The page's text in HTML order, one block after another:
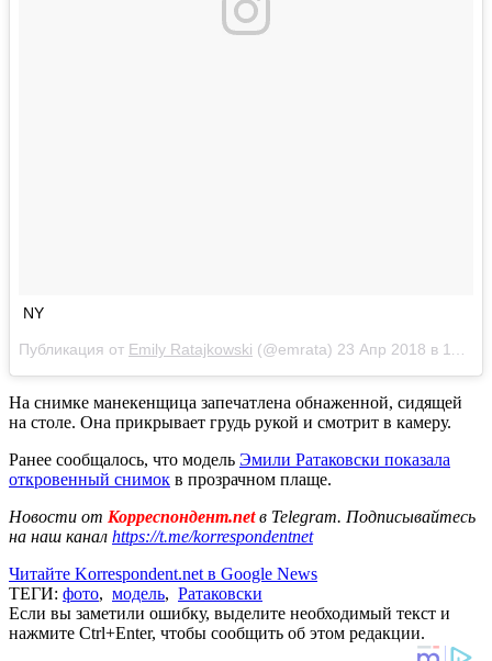
NY
Публикация от Emily Ratajkowski (@emrata) 23 Апр 2018 в 11:00 PDT
На снимке манекенщица запечатлена обнаженной, сидящей
на столе. Она прикрывает грудь рукой и смотрит в камеру.
Ранее сообщалось, что модель Эмили Ратаковски показала
откровенный снимок в прозрачном плаще.
Новости от Корреспондент.netв Telegram. Подписывайтесь
на наш канал https://t.me/korrespondentnet
Читайте Korrespondent.net в Google News
ТЕГИ: фото, модель, Ратаковски
Если вы заметили ошибку, выделите необходимый текст и
нажмите Ctrl+Enter, чтобы сообщить об этом редакции.